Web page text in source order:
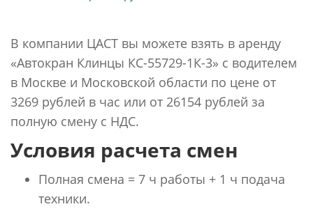
В компании ЦАСТ вы можете взять в аренду
«Автокран Клинцы КС-55729-1К-3» с водителем
в Москве и Московской области по цене от
3269 рублей в час или от 26154 рублей за
полную смену с НДС.
Условия расчета смен
Полная смена = 7 ч работы + 1 ч подача
техники.